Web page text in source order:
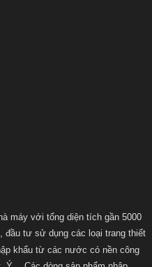
máy với tổng diện tích gần 5000
đầu tư sử dụng các loại trang thiết
khẩu từ các nước có nền công